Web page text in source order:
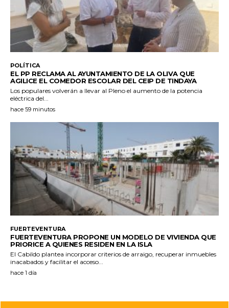
POLÍTICA
EL PP RECLAMA AL AYUNTAMIENTO DE LA OLIVA QUE
AGILICE EL COMEDOR ESCOLAR DEL CEIP DE TINDAYA
Los populares volverán a llevar al Pleno el aumento de la potencia
eléctrica del...
hace 59 minutos
FUERTEVENTURA
FUERTEVENTURA PROPONE UN MODELO DE VIVIENDA QUE
PRIORICE A QUIENES RESIDEN EN LA ISLA
El Cabildo plantea incorporar criterios de arraigo, recuperar inmuebles
inacabados y facilitar el acceso...
hace 1 día